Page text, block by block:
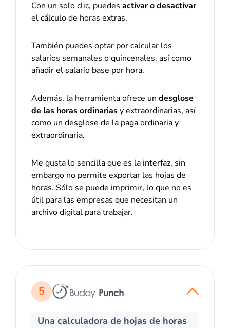
Con un solo clic, puedes activar o desactivar
el cálculo de horas extras.
También puedes optar por calcular los
salarios semanales o quincenales, así como
añadir el salario base por hora.
Además, la herramienta ofrece un desglose
de las horas ordinariasy extraordinarias, así
como un desglose de la paga ordinaria y
extraordinaria.
Me gusta lo sencilla que es la interfaz, sin
embargo no permite exportar las hojas de
horas. Sólo se puede imprimir, lo que no es
útil para las empresas que necesitan un
archivo digital para trabajar.
5
Una calculadora de hojas de horas